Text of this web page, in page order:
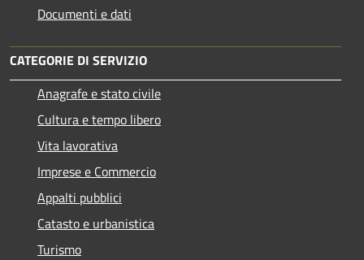
Documenti e dati
CATEGORIE DI SERVIZIO
Anagrafe e stato civile
Cultura e tempo libero
Vita lavorativa
Imprese e Commercio
Appalti pubblici
Catasto e urbanistica
Turismo